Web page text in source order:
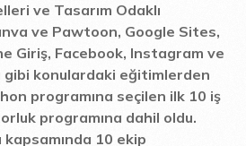
ve Tasarım Odaklı
ve Pawtoon, Google Sites,
Giriş, Facebook, Instagram ve
gibi konulardaki eğitimlerden
programına seçilen ilk 10 iş
programına dahil oldu.
10 ekip